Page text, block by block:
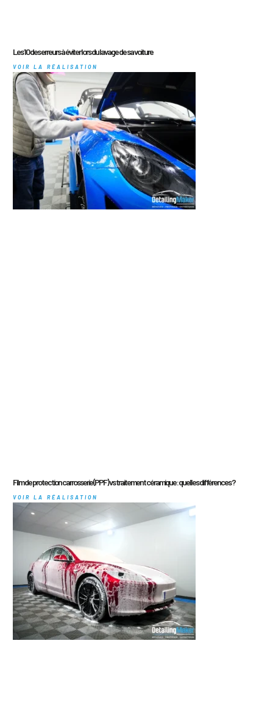
Les 10 des erreurs à éviter lors du lavage de sa voiture
VOIR LA RÉALISATION
Film de protection carrosserie (PPF) vs traitement céramique : quelles différences ?
VOIR LA RÉALISATION